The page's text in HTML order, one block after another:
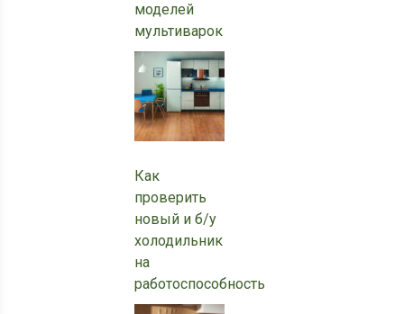
моделей
мультиварок
Как
проверить
новый и б/у
холодильник
на
работоспособность